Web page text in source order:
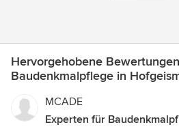
Hervorgehobene
Baudenkmalpflege in
MCADE
Experten für